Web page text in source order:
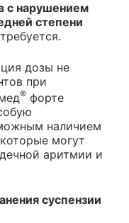
с нарушением
степени
дозы не
при
® форте
наличием
могут
аритмии и
суспензии